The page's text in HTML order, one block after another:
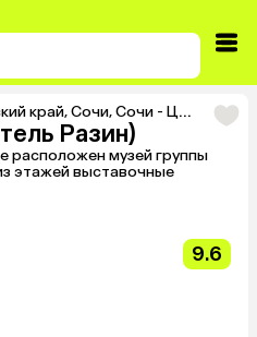
край,Сочи,Сочи - Центр , Тур
Разин)
расположен музей группы
этажей выставочные
9.6